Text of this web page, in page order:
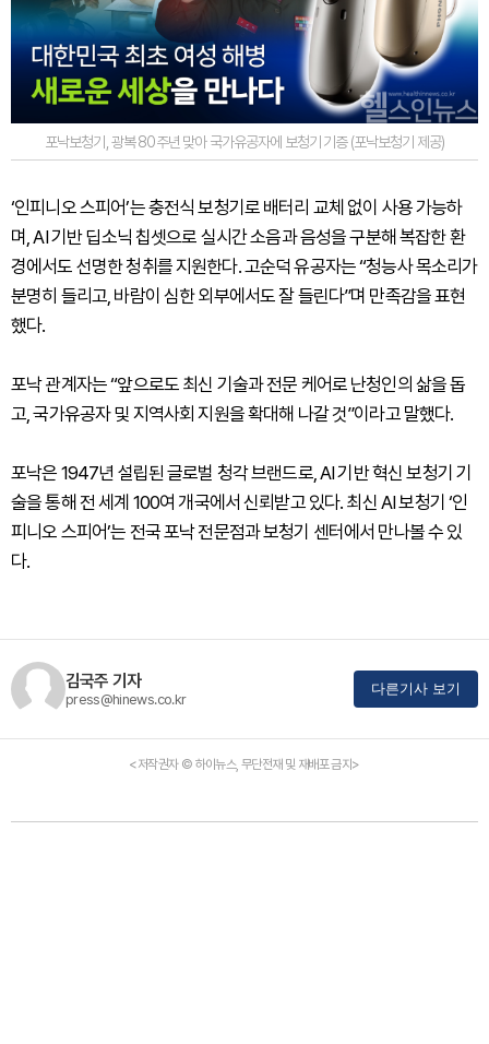
포낙보청기, 광복 80주년 맞아 국가유공자에 보청기 기증 (포낙보청기 제공)
‘인피니오 스피어’는 충전식 보청기로 배터리 교체 없이 사용 가능하
며, AI 기반 딥소닉 칩셋으로 실시간 소음과 음성을 구분해 복잡한 환
경에서도 선명한 청취를 지원한다. 고순덕 유공자는 “청능사 목소리가
분명히 들리고, 바람이 심한 외부에서도 잘 들린다”며 만족감을 표현
했다.
포낙 관계자는 “앞으로도 최신 기술과 전문 케어로 난청인의 삶을 돕
고, 국가유공자 및 지역사회 지원을 확대해 나갈 것”이라고 말했다.
포낙은 1947년 설립된 글로벌 청각 브랜드로, AI 기반 혁신 보청기 기
술을 통해 전 세계 100여 개국에서 신뢰받고 있다. 최신 AI 보청기 ‘인
피니오 스피어’는 전국 포낙 전문점과 보청기 센터에서 만나볼 수 있
다.
김국주 기자
press@hinews.co.kr
다른기사 보기
<저작권자 © 하이뉴스, 무단전재 및 재배포 금지>